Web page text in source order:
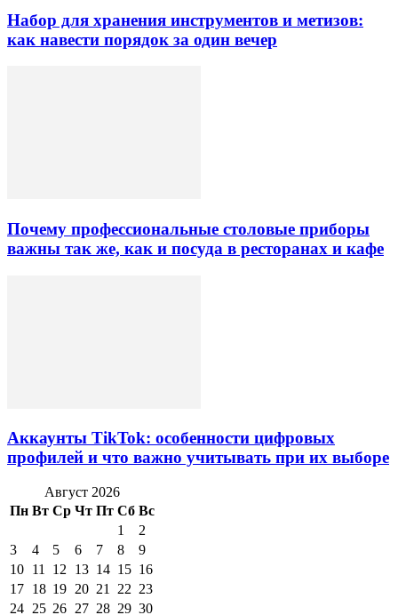
Набор для хранения инструментов и метизов:
как навести порядок за один вечер
Почему профессиональные столовые приборы
важны так же, как и посуда в ресторанах и кафе
Аккаунты TikTok: особенности цифровых
профилей и что важно учитывать при их выборе
Август 2026
Пн Вт Ср Чт Пт Сб Вс
1
2
3
4 5 6 7 8
9
10 11 12 13 14 15 16
17 18 19 20 21 22 23
24 25 26 27 28 29 30